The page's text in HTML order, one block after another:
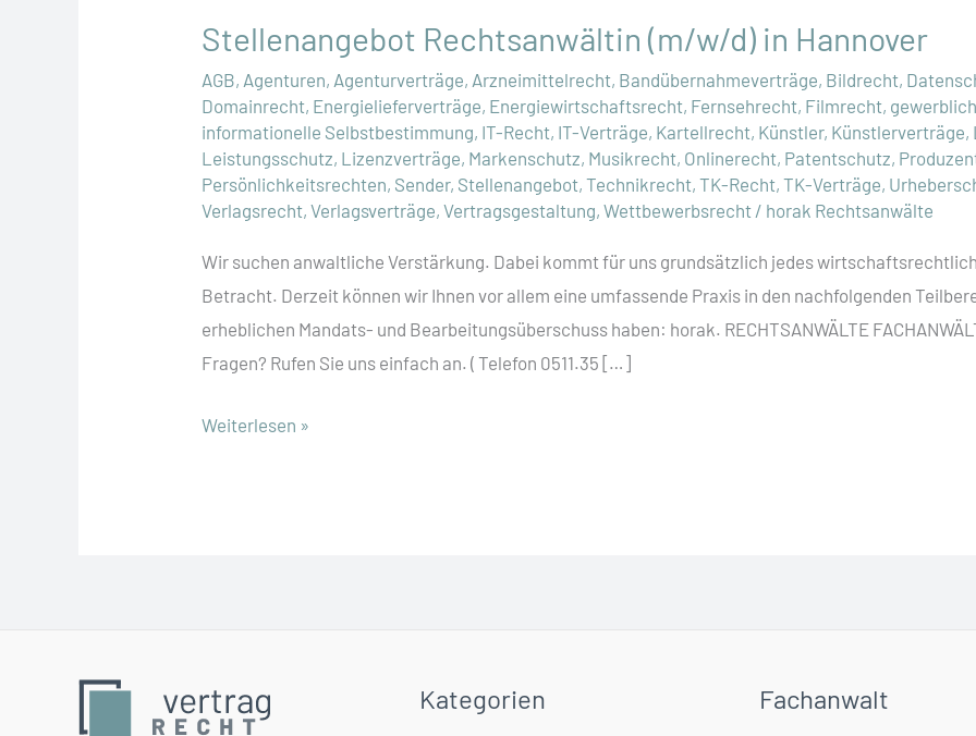
Stellenangebot Rechtsanwältin (m/w/d) in Hannover
AGB, Agenturen, Agenturverträge, Arzneimittelrecht, Bandübernahmeverträge, Bildrecht,
Domainrecht, Energielieferverträge, Energiewirtschaftsrecht, Fernsehrecht, Filmrecht,
informationelle Selbstbestimmung, IT-Recht, IT-Verträge, Kartellrecht, Künstler, Künstlerverträge,
Leistungsschutz, Lizenzverträge, Markenschutz, Musikrecht, Onlinerecht, Patentschutz,
Persönlichkeitsrechten, Sender, Stellenangebot,Technikrecht,TK-Recht,TK-Verträge,
Verlagsrecht,Verlagsverträge,Vertragsgestaltung,Wettbewerbsrecht / horak Rechtsanwälte
Wir suchen anwaltliche Verstärkung. Dabei kommt für uns grundsätzlich jedes
Betracht. Derzeit können wir Ihnen vor allem eine umfassende Praxis in den nachfolgenden
erheblichen Mandats- und Bearbeitungsüberschuss haben: horak. RECHTSANWÄLTE
Fragen? Rufen Sie uns einfach an. ( Telefon 0511.35 […]
Stellenangebot
Weiterlesen »
Kategorien Fachanwalt